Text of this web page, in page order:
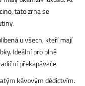
tato zrna se
u všech, kteří mají
Ideální pro plně
překapávače.
kávovým dědictvím.